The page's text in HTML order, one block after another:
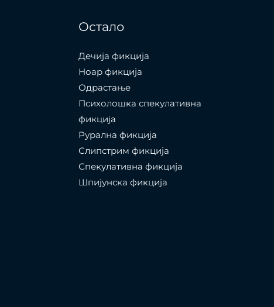
Остало
Дечија фикција
Ноар фикција
Одрастање
Психолошка спекулативна
фикција
Рурална фикција
Слипстрим фикција
Спекулативна фикција
Шпијунска фикција